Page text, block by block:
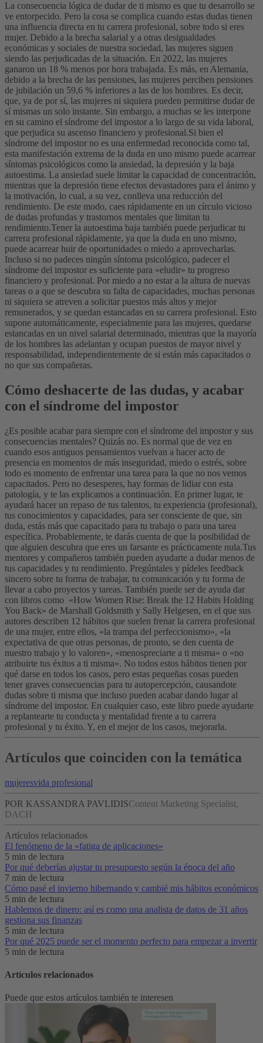
La consecuencia lógica de dudar de ti mismo es que tu desarrollo se
ve entorpecido. Pero la cosa se complica cuando estas dudas tienen
una influencia directa en tu carrera profesional, sobre todo si eres
mujer. Debido a la brecha salarial y a otras desigualdades
económicas y sociales de nuestra sociedad, las mujeres siguen
siendo las perjudicadas de la situación. En 2022, las mujeres
ganaron un 18 % menos por hora trabajada. Es más, en Alemania,
debido a la brecha de las pensiones, las mujeres perciben pensiones
de jubilación un 59,6 % inferiores a las de los hombres. Es decir,
que, ya de por sí, las mujeres ni siquiera pueden permitirse dudar de
sí mismas un solo instante. Sin embargo, a muchas se les interpone
en su camino el síndrome del impostor a lo largo de su vida laboral,
que perjudica su ascenso financiero y profesional.Si bien el
síndrome del impostor no es una enfermedad reconocida como tal,
esta manifestación extrema de la duda en uno mismo puede acarrear
síntomas psicológicos como la ansiedad, la depresión y la baja
autoestima. La ansiedad suele limitar la capacidad de concentración,
mientras que la depresión tiene efectos devastadores para el ánimo y
la motivación, lo cual, a su vez, conlleva una reducción del
rendimiento. De este modo, caes rápidamente en un círculo vicioso
de dudas profundas y trastornos mentales que limitan tu
rendimiento.Tener la autoestima baja también puede perjudicar tu
carrera profesional rápidamente, ya que la duda en uno mismo,
puede acarrear huir de oportunidades o miedo a aprovecharlas.
Incluso si no padeces ningún síntoma psicológico, padecer el
síndrome del impostor es suficiente para «eludir» tu progreso
financiero y profesional. Por miedo a no estar a la altura de nuevas
tareas o a que se descubra su falta de capacidades, muchas personas
ni siquiera se atreven a solicitar puestos más altos y mejor
remunerados, y se quedan estancadas en su carrera profesional. Esto
supone automáticamente, especialmente para las mujeres, quedarse
estancadas en un nivel salarial determinado, mientras que la mayoría
de los hombres las adelantan y ocupan puestos de mayor nivel y
responsabilidad, independientemente de si están más capacitados o
no que sus compañeras.
Cómo deshacerte de las dudas, y acabar
con el síndrome del impostor
¿Es posible acabar para siempre con el síndrome del impostor y sus
consecuencias mentales? Quizás no. Es normal que de vez en
cuando esos antiguos pensamientos vuelvan a hacer acto de
presencia en momentos de más inseguridad, miedo o estrés, sobre
todo es momento de enfrentar una tarea para la que no nos vemos
capacitados. Pero no desesperes, hay formas de lidiar con esta
patología, y te las explicamos a continuación. En primer lugar, te
ayudará hacer un repaso de tus talentos, tu experiencia (profesional),
tus conocimientos y capacidades, para ser consciente de que, sin
duda, estás más que capacitado para tu trabajo o para una tarea
específica. Probablemente, te darás cuenta de que la posibilidad de
que alguien descubra que eres un farsante es prácticamente nula.Tus
mentores y compañeros también pueden ayudarte a dudar menos de
tus capacidades y tu rendimiento. Pregúntales y pídeles feedback
sincero sobre tu forma de trabajar, tu comunicación y tu forma de
llevar a cabo proyectos y tareas. También puede ser de ayuda dar
con libros como «How Women Rise: Break the 12 Habits Holding
You Back» de Marshall Goldsmith y Sally Helgesen, en el que sus
autores describen 12 hábitos que suelen frenar la carrera profesional
de una mujer, entre ellos, «la trampa del perfeccionismo», «la
expectativa de que otras personas, de pronto, se den cuenta de
nuestro trabajo y lo valoren», «menospreciarte a ti misma» o «no
atribuirte tus éxitos a ti misma». No todos estos hábitos tienen por
qué darse en todos los casos, pero estas pequeñas cosas pueden
tener graves consecuencias para tu autopercepción, causandote
dudas sobre ti misma que incluso pueden acabar dando lugar al
síndrome del impostor. En cualquier caso, este libro puede ayudarte
a replantearte tu conducta y mentalidad frente a tu carrera
profesional y tu éxito. Y, en el mejor de los casos, mejorarla.
Artículos que coinciden con la temática
mujeresvida profesional
POR KASSANDRA PAVLIDISContent Marketing Specialist,
DACH
Artículos relacionados
El fenómeno de la «fatiga de aplicaciones»‌
5 min de lectura
Por qué deberías ajustar tu presupuesto según la época del año
7 min de lectura
Cómo pasé el invierno hibernando y cambié mis hábitos económicos
5 min de lectura
Hablemos de dinero: así es como una analista de datos de 31 años
gestiona sus finanzas
5 min de lectura
Por qué 2025 puede ser el momento perfecto para empezar a invertir
5 min de lectura
Artículos relacionados
Puede que estos artículos también te interesen